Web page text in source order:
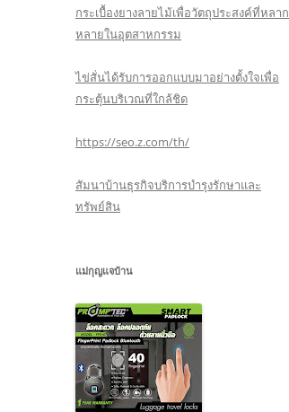
กระเบื้องยางลายไม้เพื่อวัตถุประสงค์ที่หลาก
หลายในอุตสาหกรรม
ไข่สั่นได้รับการออกแบบมาอย่างตั้งใจเพื่อ
กระตุ้นบริเวณที่ใกล้ชิด
https://seo.z.com/th/
สัมนาบ้านธุรกิจบริการบำรุงรักษาและ
ทรัพย์สิน
แม่กุญแจบ้าน